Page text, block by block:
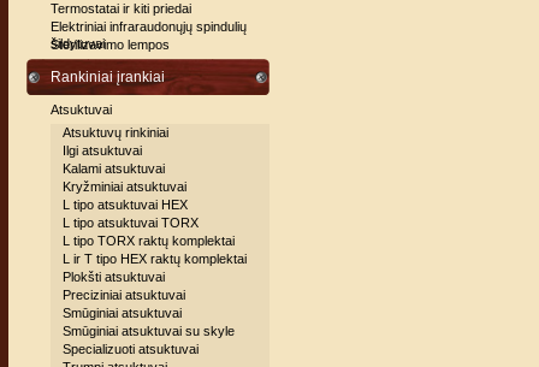
Termostatai ir kiti priedai
Elektriniai infraraudonųjų spindulių
šildytuvai
Sterilizavimo lempos
Rankiniai įrankiai
Atsuktuvai
Atsuktuvų rinkiniai
Ilgi atsuktuvai
Kalami atsuktuvai
Kryžminiai atsuktuvai
L tipo atsuktuvai HEX
L tipo atsuktuvai TORX
L tipo TORX raktų komplektai
L ir T tipo HEX raktų komplektai
Plokšti atsuktuvai
Preciziniai atsuktuvai
Smūginiai atsuktuvai
Smūginiai atsuktuvai su skyle
Specializuoti atsuktuvai